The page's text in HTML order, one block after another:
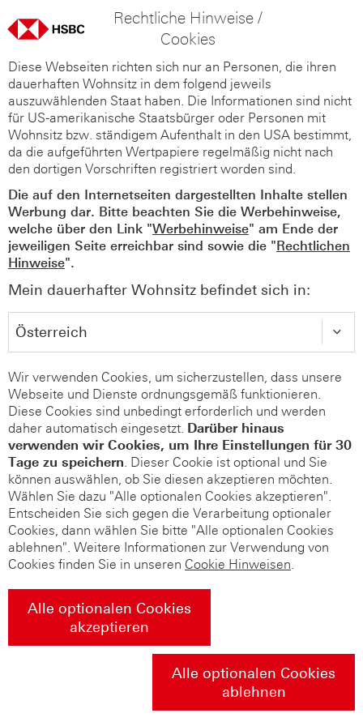
Rechtliche Hinweise /
Cookies
Diese Webseiten richten sich nur an Personen, die ihren
dauerhaften Wohnsitz in dem folgend jeweils
auszuwählenden Staat haben. Die Informationen sind nicht
für US-amerikanische Staatsbürger oder Personen mit
Wohnsitz bzw. ständigem Aufenthalt in den USA bestimmt,
da die aufgeführten Wertpapiere regelmäßig nicht nach
den dortigen Vorschriften registriert worden sind.
Die auf den Internetseiten dargestellten Inhalte stellen
Werbung dar. Bitte beachten Sie die Werbehinweise,
welche über den Link "Werbehinweise" am Ende der
jeweiligen Seite erreichbar sind sowie die "Rechtlichen
Hinweise".
Mein dauerhafter Wohnsitz befindet sich in:
Wir verwenden Cookies, um sicherzustellen, dass unsere
Webseite und Dienste ordnungsgemäß funktionieren.
Diese Cookies sind unbedingt erforderlich und werden
daher automatisch eingesetzt. Darüber hinaus
verwenden wir Cookies, um Ihre Einstellungen für 30
Tage zu speichern. Dieser Cookie ist optional und Sie
können auswählen, ob Sie diesen akzeptieren möchten.
Wählen Sie dazu "Alle optionalen Cookies akzeptieren".
Entscheiden Sie sich gegen die Verarbeitung optionaler
Cookies, dann wählen Sie bitte "Alle optionalen Cookies
ablehnen". Weitere Informationen zur Verwendung von
Cookies finden Sie in unseren Cookie Hinweisen.
Alle optionalen Cookies
akzeptieren
Alle optionalen Cookies
ablehnen